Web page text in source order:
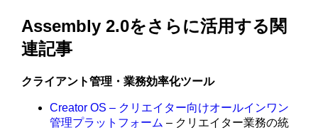
Assembly 2.0をさらに活用する関
連記事
クライアント管理・業務効率化ツール
Creator OS – クリエイター向けオールインワン
管理プラットフォーム – クリエイター業務の統